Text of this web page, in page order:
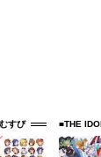
すび ■THE